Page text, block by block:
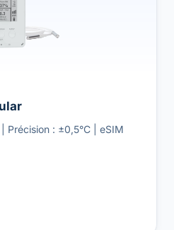
Précision : ±0,5°C | eSIM